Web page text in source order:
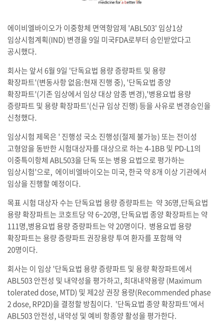
에이비엘바이오가 이중항체 면역항암제 'ABL503' 임상1상
임상시험계획(IND) 변경을 9일 미국FDA로부터 승인받았다고
공시했다.
회사는 앞서 6월 9일 '단독요법 용량 증량파트 및 용량
확장파트'(변동사항 없음:현재 진행 중), '단독요법 종양
확장파트'(기존 임상에서 임상 대상 암종 변경),'병용요법 용량
증량파트 및 용량 확장파트'(신규 임상 진행) 등을 사유로 변경승인을
신청했다.
임상시험 제목은 ' 진행성 국소 진행성(절제 불가능) 또는 전이성
고형암을 동반한 시험대상자를 대상으로 하는 4-1BB 및 PD-L1의
이중특이항체 ABL503을 단독 또는 병용 요법으로 평가하는
임상시험'으로, 에이비엘바이오는 미국, 한국 약 8개 이상 기관에서
임상을 진행할 예정이다.
목표 시험 대상자 수는 단독요법 용량 증량파트는 약 36명,단독요법
용량 확장파트는 코호트당 약 6~20명, 단독요법 종양 확장파트는 약
111명,병용요법 용량 증량파트는 약 20명이다. 병용요법 용량
확장파트는 용량 증량파트 권장용량 투여 환자를 포함해 약
20명이다.
회사는 이 임상 '단독요법 용량 증량파트 및 용량 확장파트에서
ABL503 안전성 및 내약성을 평가하고, 최대내약용량 (Maximum
tolerated dose, MTD) 및 제2상 권장 용량(Recommended phase
2 dose, RP2D)을 결정할 방침이다. '단독요법 종양 확장파트'에서
ABL503 안전성, 내약성 및 예비 항종양 활성을 평가한다.